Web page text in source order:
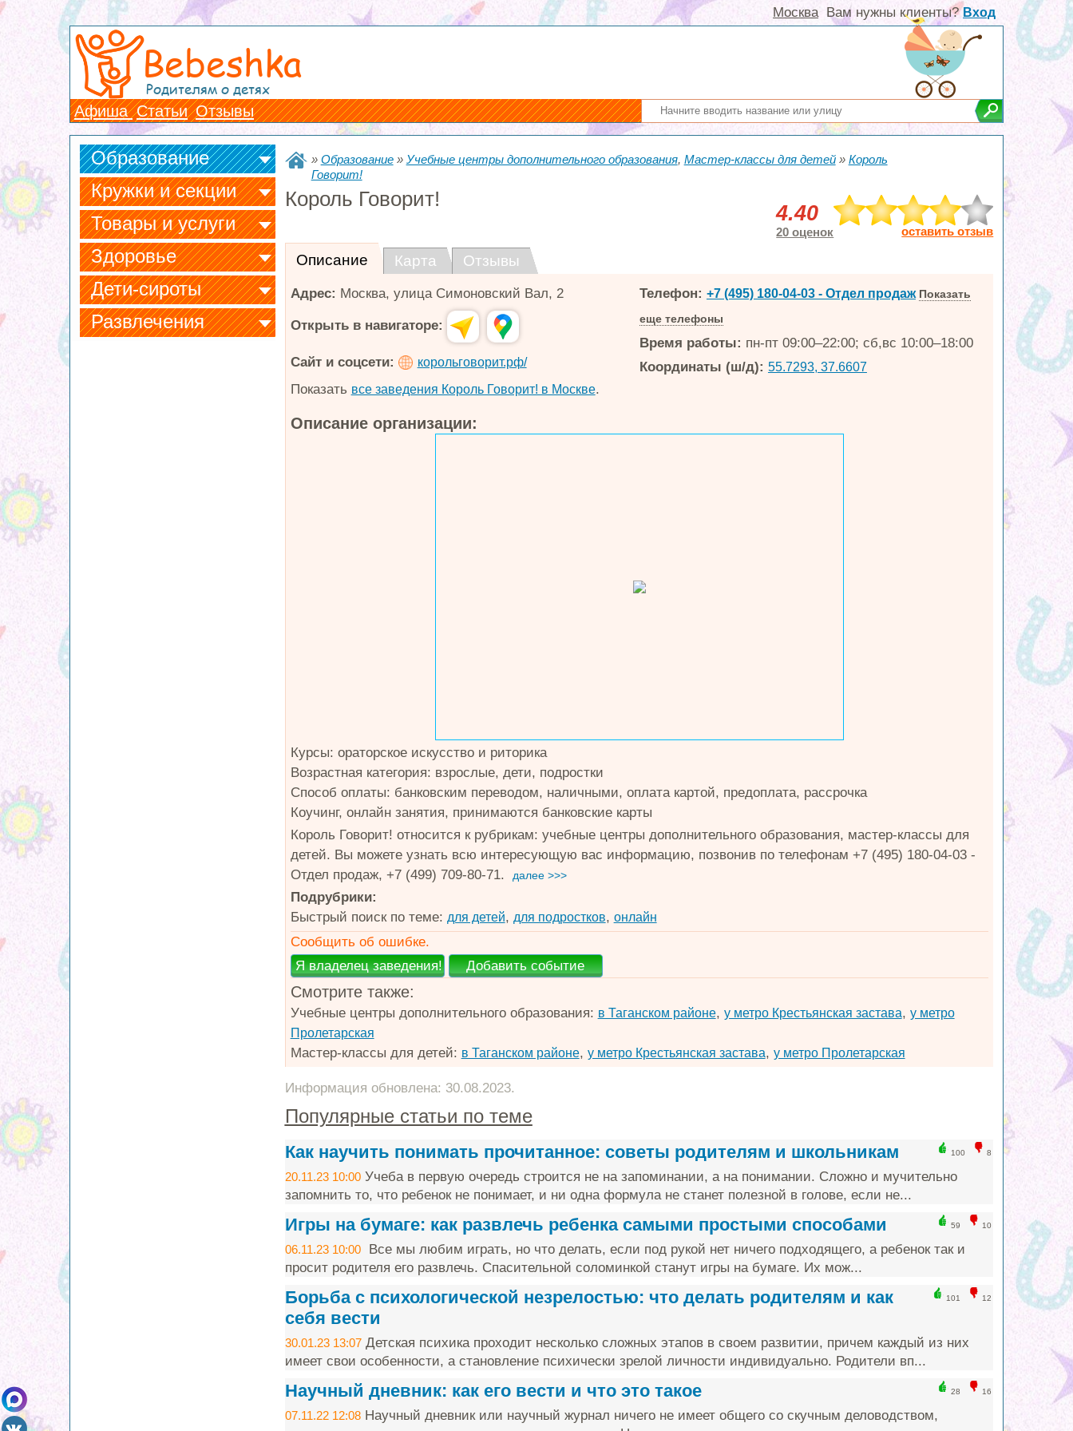
Вам нужны клиенты? Вход
Москва
Bebeshka
Родителям о детях
Афиша Статьи Отзывы
Образование
Кружки и секции
Товары и услуги
Здоровье
Дети-сироты
Развлечения
» Образование» Учебные центры дополнительного образования, Мастер-классы для детей» Король
Говорит!
Король Говорит!
4.40
20 оценок оставить отзыв
Описание Карта Отзывы
Адрес: Москва, улица Симоновский Вал, 2
Открыть в навигаторе:
Сайт и соцсети: корольговорит.рф/
Телефон: +7 (495) 180-04-03 - Отдел продаж Показать
еще телефоны
Время работы: пн-пт 09:00–22:00; сб,вс 10:00–18:00
Координаты (ш/д): 55.7293, 37.6607
Показать все заведения Король Говорит! в Москве.
Описание организации:
Курсы: ораторское искусство и риторика
Возрастная категория: взрослые, дети, подростки
Способ оплаты: банковским переводом, наличными, оплата картой, предоплата, рассрочка
Коучинг, онлайн занятия, принимаются банковские карты
Король Говорит! относится к рубрикам: учебные центры дополнительного образования, мастер-классы для
детей. Вы можете узнать всю интересующую вас информацию, позвонив по телефонам +7 (495) 180-04-03 -
Отдел продаж, +7 (499) 709-80-71.
далее >>>
Подрубрики:
Быстрый поиск по теме: для детей, для подростков, онлайн
Сообщить об ошибке.
Смотрите также:
Учебные центры дополнительного образования: в Таганском районе, у метро Крестьянская застава, у метро
Пролетарская
Мастер-классы для детей: в Таганском районе, у метро Крестьянская застава, у метро Пролетарская
Информация обновлена: 30.08.2023.
Популярные статьи по теме
100 8
Как научить понимать прочитанное: советы родителям и школьникам
20.11.23 10:00Учеба в первую очередь строится не на запоминании, а на понимании. Сложно и мучительно
запомнить то, что ребенок не понимает, и ни одна формула не станет полезной в голове, если не...
59 10
Игры на бумаге: как развлечь ребенка самыми простыми способами
06.11.23 10:00Все мы любим играть, но что делать, если под рукой нет ничего подходящего, а ребенок так и
просит родителя его развлечь. Спасительной соломинкой станут игры на бумаге. Их мож...
101 12
Борьба с психологической незрелостью: что делать родителям и как
себя вести
30.01.23 13:07Детская психика проходит несколько сложных этапов в своем развитии, причем каждый из них
имеет свои особенности, а становление психически зрелой личности индивидуально. Родители вп...
28 16
Научный дневник: как его вести и что это такое
07.11.22 12:08Научный дневник или научный журнал ничего не имеет общего со скучным деловодством,